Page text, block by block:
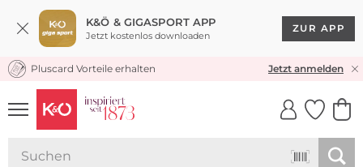
K&Ö & GIGASPORT APP
Jetzt kostenlos downloaden
ZUR APP
KOSTENLOSER VERSAND* & RÜCKVERSAND
Pluscard Vorteile erhalten Jetzt anmelden
UNSERE APP
CLICK &